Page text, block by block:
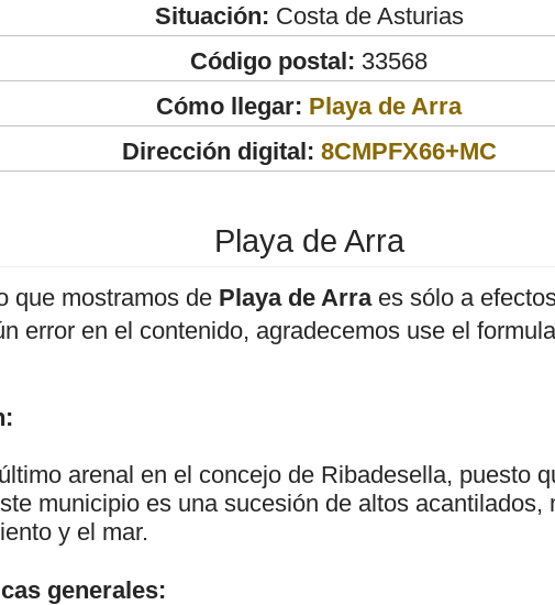
Situación: Costa de Asturias
Código postal: 33568
Cómo llegar: Playa de Arra
Dirección digital: 8CMPFX66+MC
Playa de Arra
que mostramos de Playa de Arraes sólo a
error en el contenido, agradecemos use el
arenal en el concejo de Ribadesella, puesto
municipio es una sucesión de altos acantilados,
y el mar.
generales: